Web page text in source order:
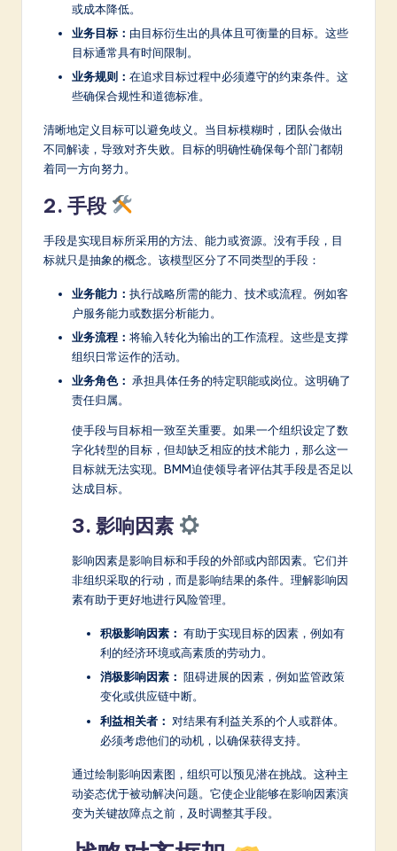
或成本降低。
业务目标： 由目标衍生出的具体且可衡量的目标。这些
目标通常具有时间限制。
业务规则： 在追求目标过程中必须遵守的约束条件。这
些确保合规性和道德标准。
清晰地定义目标可以避免歧义。当目标模糊时，团队会做出
不同解读，导致对齐失败。目标的明确性确保每个部门都朝
着同一方向努力。
2. 手段
手段是实现目标所采用的方法、能力或资源。没有手段，目
标就只是抽象的概念。该模型区分了不同类型的手段：
业务能力： 执行战略所需的能力、技术或流程。例如客
户服务能力或数据分析能力。
业务流程： 将输入转化为输出的工作流程。这些是支撑
组织日常运作的活动。
业务角色： 承担具体任务的特定职能或岗位。这明确了
责任归属。
使手段与目标相一致至关重要。如果一个组织设定了数
字化转型的目标，但却缺乏相应的技术能力，那么这一
目标就无法实现。BMM迫使领导者评估其手段是否足以
达成目标。
3. 影响因素
影响因素是影响目标和手段的外部或内部因素。它们并
非组织采取的行动，而是影响结果的条件。理解影响因
素有助于更好地进行风险管理。
积极影响因素： 有助于实现目标的因素，例如有
利的经济环境或高素质的劳动力。
消极影响因素： 阻碍进展的因素，例如监管政策
变化或供应链中断。
利益相关者： 对结果有利益关系的个人或群体。
必须考虑他们的动机，以确保获得支持。
通过绘制影响因素图，组织可以预见潜在挑战。这种主
动姿态优于被动解决问题。它使企业能够在影响因素演
变为关键故障点之前，及时调整其手段。